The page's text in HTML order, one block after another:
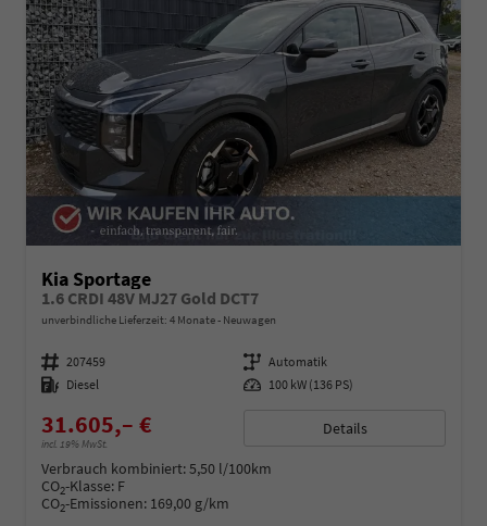
Kia Sportage
1.6 CRDI 48V MJ27 Gold DCT7
unverbindliche Lieferzeit: 4 Monate Neuwagen
Fahrzeugnummer 207459 Getriebe Automatik
Kraftstoff Diesel Leistung 100 kW (136 PS)
31.605,– €
incl. 19% MwSt.
Details
Verbrauch kombiniert:5,50 l/100km
CO2-Klasse: F
CO2-Emissionen: 169,00 g/km